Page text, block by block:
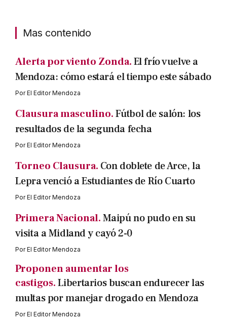
Mas contenido
Alerta por viento Zonda.El frío vuelve a
Mendoza: cómo estará el tiempo este sábado
PorEl Editor Mendoza
Clausura masculino.Fútbol de salón: los
resultados de la segunda fecha
PorEl Editor Mendoza
Torneo Clausura. Con doblete de Arce, la
Lepra venció a Estudiantes de Río Cuarto
PorEl Editor Mendoza
Primera Nacional.Maipú no pudo en su
visita a Midland y cayó 2-0
PorEl Editor Mendoza
Proponen aumentar los
castigos.Libertarios buscan endurecer las
multas por manejar drogado en Mendoza
PorEl Editor Mendoza